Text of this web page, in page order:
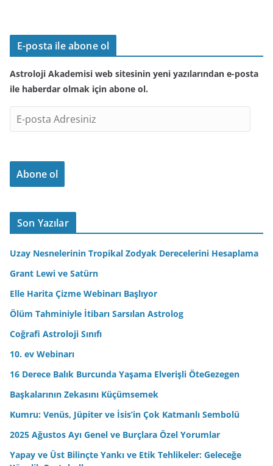
E-posta ile abone ol
Astroloji Akademisi web sitesinin yeni yazılarından e-posta
ile haberdar olmak için abone ol.
-
o
t
d
r
i
n
Abone ol
Son Yazılar
Uzay Nesnelerinin Tropikal Zodyak Derecelerini Hesaplama
Grant Lewi ve Satürn
Elle Harita Çizme Webinarı Başlıyor
Ölüm Tahminiyle İtibarı Sarsılan Astrolog
Coğrafi Astroloji Sınıfı
10. ev Webinarı
16 Derece Balık Burcunda Yaşama Elverişli ÖteGezegen
Başkalarının Zekasını Küçümsemek
Kumru: Venüs, Jüpiter ve İsis’in Çok Katmanlı Sembolü
2025 Ağustos Ayı Genel ve Burçlara Özel Yorumlar
Yapay ve Üst Bilinçte Yankı ve Etik Tehlikeler: Geleceğe